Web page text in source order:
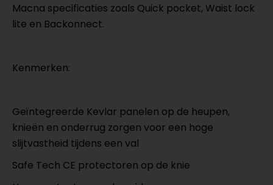
Macna specificaties zoals Quick pocket, Waist lock
lite en Backonnect.
Kenmerken:
Geïntegreerde Kevlar panelen op de heupen,
knieën en onderrug zorgen voor een hoge
slijtvastheid tijdens een val
Safe Tech CE protectoren op de knie